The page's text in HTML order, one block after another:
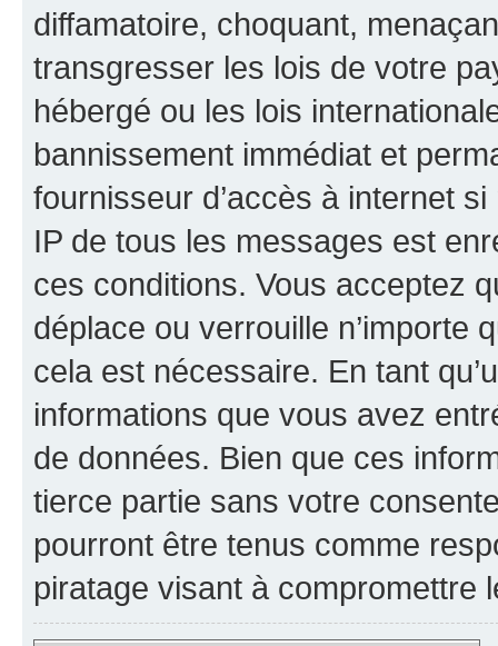
diffamatoire, choquant,
transgresser les lois de votre
hébergé ou les lois
bannissement immédiat et
fournisseur d’accès à internet
IP de tous les messages est
ces conditions. Vous acceptez
déplace ou verrouille n’importe
cela est nécessaire. En tant
informations que vous avez
de données. Bien que ces
tierce partie sans votre
pourront être tenus comme
piratage visant à compromettre